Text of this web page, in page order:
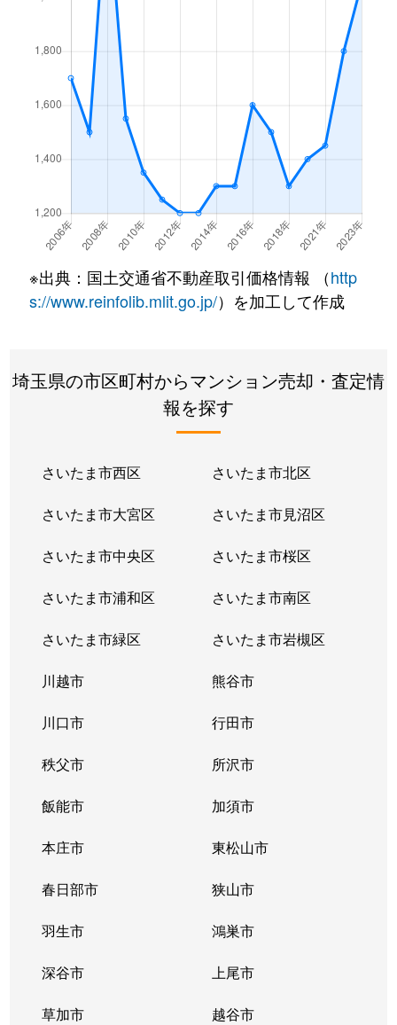
※出典：国土交通省不動産取引価格情報 （http
s://www.reinfolib.mlit.go.jp/）を加工して作成
埼玉県の市区町村からマンション売却・査定情
報を探す
さいたま市西区 さいたま市北区
さいたま市大宮区 さいたま市見沼区
さいたま市中央区 さいたま市桜区
さいたま市浦和区 さいたま市南区
さいたま市緑区 さいたま市岩槻区
川越市 熊谷市
川口市 行田市
秩父市 所沢市
飯能市 加須市
本庄市 東松山市
春日部市 狭山市
羽生市 鴻巣市
深谷市 上尾市
草加市 越谷市